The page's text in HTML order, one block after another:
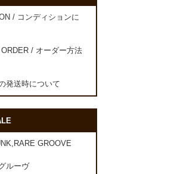
/ コンディションに
ORDER / オーダー方法
発送時について
GROOVE
ルーヴ